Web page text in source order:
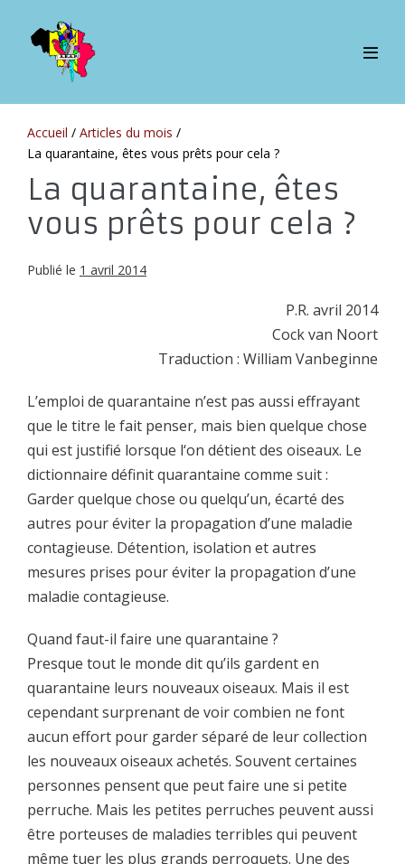
contenu
Accueil / Articles du mois /
La quarantaine, êtes vous prêts pour cela ?
La quarantaine, êtes
vous prêts pour cela ?
Publié le 1 avril 2014
P.R. avril 2014
Cock van Noort
Traduction : William Vanbeginne
L’emploi de quarantaine n’est pas aussi effrayant
que le titre le fait penser, mais bien quelque chose
qui est justifié lorsque l‘on détient des oiseaux. Le
dictionnaire définit quarantaine comme suit :
Garder quelque chose ou quelqu’un, écarté des
autres pour éviter la propagation d’une maladie
contagieuse. Détention, isolation et autres
mesures prises pour éviter la propagation d’une
maladie contagieuse.
Quand faut-il faire une quarantaine ?
Presque tout le monde dit qu’ils gardent en
quarantaine leurs nouveaux oiseaux. Mais il est
cependant surprenant de voir combien ne font
aucun effort pour garder séparé de leur collection
les nouveaux oiseaux achetés. Souvent certaines
personnes pensent que peut faire une si petite
perruche. Mais les petites perruches peuvent aussi
être porteuses de maladies terribles qui peuvent
même tuer les plus grands perroquets. Une des